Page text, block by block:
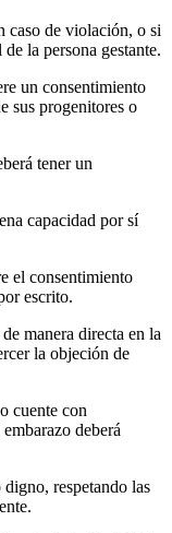
caso de violación, o si
la persona gestante.
un consentimiento
sus progenitores o
tener un
capacidad por sí
el consentimiento
escrito.
manera directa en la
la objeción de
cuente con
deberá
respetando las